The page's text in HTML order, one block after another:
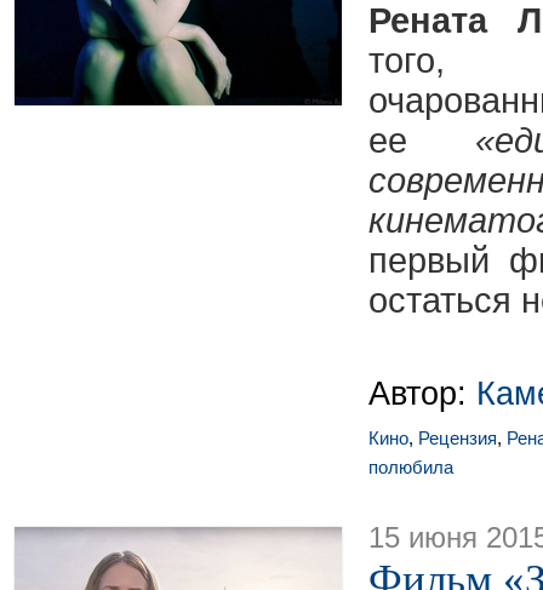
Рената
того,
ее
первый
остаться
Автор:
Кино, Рецензия,
полюбила
15 июня
Фильм